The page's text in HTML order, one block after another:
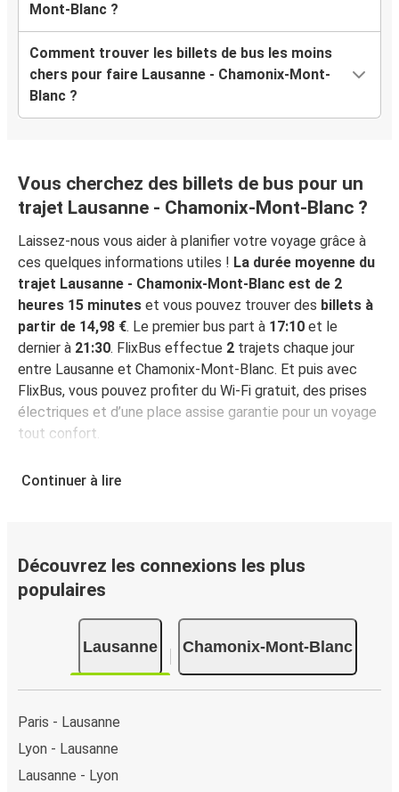
Mont-Blanc ?
Comment trouver les billets de bus les moins
chers pour faire Lausanne - Chamonix-Mont-
Blanc ?
Vous cherchez des billets de bus pour un
trajet Lausanne - Chamonix-Mont-Blanc ?
Laissez-nous vous aider à planifier votre voyage grâce à
ces quelques informations utiles ! La durée moyenne du
trajet Lausanne - Chamonix-Mont-Blanc est de 2
heures 15 minutes et vous pouvez trouver des billets à
partir de 14,98 €. Le premier bus part à 17:10 et le
dernier à 21:30. FlixBus effectue 2 trajets chaque jour
entre Lausanne et Chamonix-Mont-Blanc. Et puis avec
FlixBus, vous pouvez profiter du Wi-Fi gratuit, des prises
électriques et d’une place assise garantie pour un voyage
tout confort.
Lausanne - Chamonix-Mont-Blanc
rapide ! Lorsque vous achetez votre billet Lausanne -
Chamonix-Mont-Blanc en ligne, vous pouvez choisir entre
différents modes de paiement sécurisés : carte bancaire,
PayPal, Google Pay ou encore Apple Pay. Vous pouvez
également payer en espèces (dans un point de vente ou
lorsque vous montez à bord du bus).
Continuer à lire
Découvrez les connexions les plus
populaires
Lausanne Chamonix-Mont-Blanc
Paris - Lausanne
Lyon - Lausanne
Lausanne - Lyon